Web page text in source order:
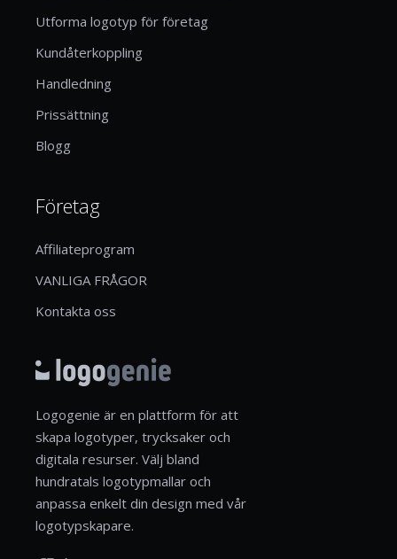
Utforma logotyp för företag
Kundåterkoppling
Handledning
Prissättning
Blogg
Företag
Affiliateprogram
VANLIGA FRÅGOR
Kontakta oss
Logogenie är en plattform för att
skapa logotyper, trycksaker och
digitala resurser. Välj bland
hundratals logotypmallar och
anpassa enkelt din design med vår
logotypskapare.